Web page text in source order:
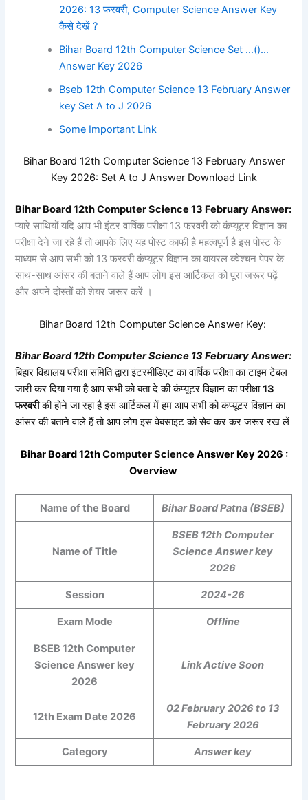
2026: 13 फरवरी, Computer Science Answer Key
कैसे देखें ?
Bihar Board 12th Computer Science Set …()…
Answer Key 2026
Bseb 12th Computer Science 13 February Answer
key Set A to J 2026
Some Important Link
Bihar Board 12th Computer Science 13 February Answer
Key 2026: Set A to J Answer Download Link
Bihar Board 12thComputer Science 13 February Answer:
प्यारे साथियों यदि आप भी इंटर वार्षिक परीक्षा 13 फरवरी को कंप्यूटर विज्ञान का
परीक्षा देने जा रहे हैं तो आपके लिए यह पोस्ट काफी है महत्वपूर्ण है इस पोस्ट के
माध्यम से आप सभी को 13 फरवरी कंप्यूटर विज्ञान का वायरल क्वेश्चन पेपर के
साथ-साथ आंसर की बताने वाले हैं आप लोग इस आर्टिकल को पूरा जरूर पढ़ें
और अपने दोस्तों को शेयर जरूर करें ।
Bihar Board 12th Computer Science Answer Key:
Bihar Board 12th Computer Science 13 February Answer:
बिहार विद्यालय परीक्षा समिति द्वारा इंटरमीडिएट का वार्षिक परीक्षा का टाइम टेबल
जारी कर दिया गया है आप सभी को बता दे की कंप्यूटर विज्ञान का परीक्षा13
फरवरीकी होने जा रहा है इस आर्टिकल में हम आप सभी को कंप्यूटर विज्ञान का
आंसर की बताने वाले हैं तो आप लोग इस वेबसाइट को सेव कर कर जरूर रख लें
Bihar Board 12thComputer Science Answer Key 2026 :
Overview
Name of the Board Bihar Board Patna (BSEB)
Name of Title
BSEB 12th Computer
Science Answer key
2026
Session 2024-26
Exam Mode Offline
BSEB 12th Computer
Science Answer key
2026
Link Active Soon
12th Exam Date 2026
02 February 2026 to 13
February 2026
Category Answer key